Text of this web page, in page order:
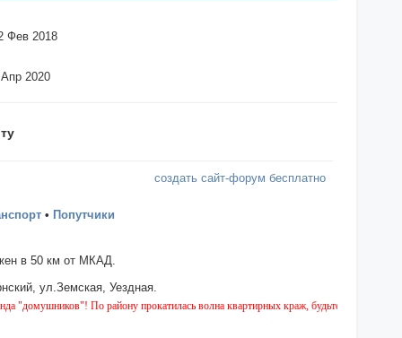
Фев 2018
2020
создать сайт-форум бесплатно
• Попутчики
в 50 км от МКАД.
ул.Земская, Уездная.
По району прокатилась волна квартирных краж, будьте бдительны!